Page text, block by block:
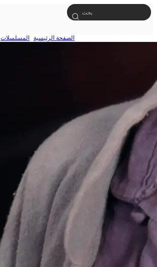
الصفحة الرئيسية المسلسلات